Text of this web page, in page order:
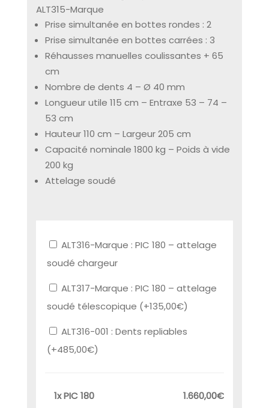
ALT315-Marque
Prise simultanée en bottes rondes : 2
Prise simultanée en bottes carrées : 3
Réhausses manuelles coulissantes + 65
cm
Nombre de dents 4 – Ø 40 mm
Longueur utile 115 cm – Entraxe 53 – 74 –
53 cm
Hauteur 110 cm – Largeur 205 cm
Capacité nominale 1800 kg – Poids à vide
200 kg
Attelage soudé
ALT316-Marque : PIC 180 – attelage
soudé chargeur
ALT317-Marque : PIC 180 – attelage
soudé télescopique (+135,00€)
ALT316-001 : Dents repliables
(+485,00€)
1xPIC 180 1.660,00€